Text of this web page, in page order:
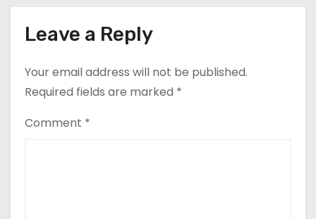
Leave a Reply
Your email address will not be published.
Required fields are marked *
Comment *